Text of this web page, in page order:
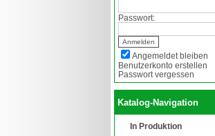
Passwort:
Angemeldet bleiben
Benutzerkonto erstellen
Passwort vergessen
Katalog-Navigation
In Produktion